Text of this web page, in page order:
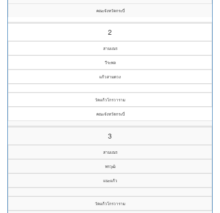
คณะจังหวัดกระบี่
2
สามเณร
วีระพล
แก้วสามดวง
วัดแก้วโกรวาราม
คณะจังหวัดกระบี่
3
สามเณร
พรวุฒิ
แนะแก้ว
วัดแก้วโกรวาราม